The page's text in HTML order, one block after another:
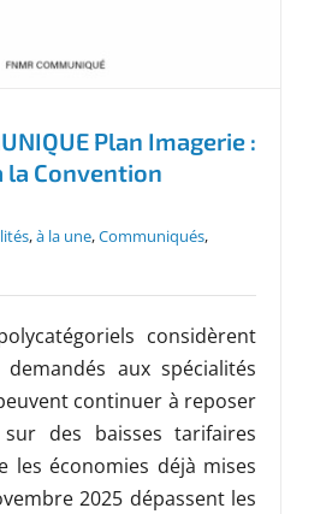
Plan Imagerie :
la Convention
,à la une,Communiqués,
considèrent
aux spécialités
continuer à reposer
des baisses tarifaires
les économies déjà mises
2025 dépassent les